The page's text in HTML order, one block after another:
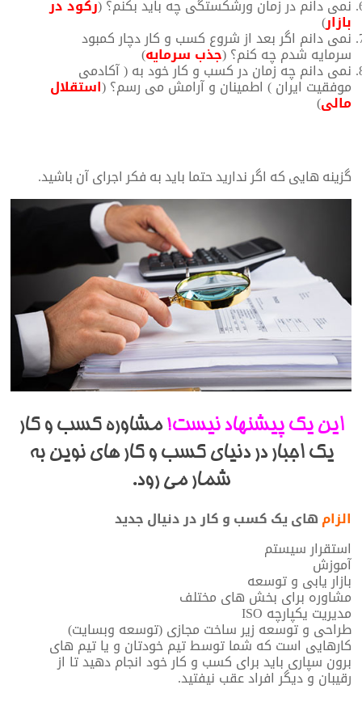
نمی دانم در زمان ورشکستگی چه باید بکنم؟ (رکود در
بازار)
نمی دانم اگر بعد از شروع کسب و کار دچار کمبود
سرمایه شدم چه کنم؟ (جذب سرمایه)
نمی دانم چه زمان در کسب و کار خود به ( آکادمی
موفقیت ایران ) اطمینان و آرامش می رسم؟ (استقلال
مالی)
گزینه هایی که اگر ندارید حتما باید به فکر اجرای آن باشید.
این یک پیشنهاد نیست!مشاوره کسب و کار
یک اجبار در دنیای کسب و کار های نوین به
شمار می رود.
الزامهای یک کسب و کار در دنیال جدید
استقرار سیستم
آموزش
بازار یابی و توسعه
مشاوره برای بخش های مختلف
مدیریت یکپارچه ISO
طراحی و توسعه زیر ساخت مجازی (توسعه وبسایت)
کارهایی است که شما توسط تیم خودتان و یا تیم های
برون سپاری باید برای کسب و کار خود انجام دهید تا از
رقیبان و دیگر افراد عقب نیفتید.